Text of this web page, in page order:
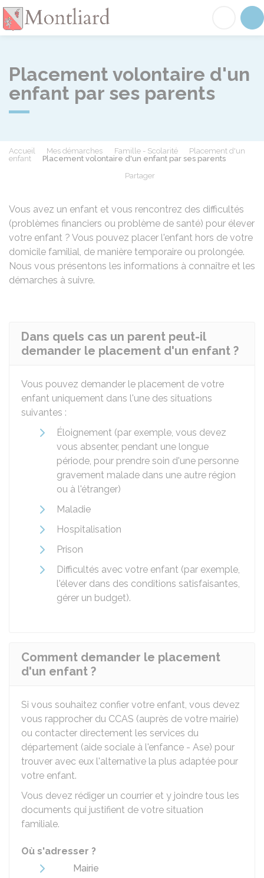
Placement volontaire d'un
enfant par ses parents
Accueil Mes démarches Famille - Scolarité
Placement d'un
enfant
Placement volontaire d'un enfant par ses parents
Partager
Vous avez un enfant et vous rencontrez des difficultés
(problèmes financiers ou problème de santé) pour élever
votre enfant ? Vous pouvez placer l'enfant hors de votre
domicile familial, de manière temporaire ou prolongée.
Nous vous présentons les informations à connaître et les
démarches à suivre.
Dans quels cas un parent peut-il
demander le placement d'un enfant ?
Vous pouvez demander le placement de votre
enfant uniquement dans l'une des situations
suivantes :
Éloignement (par exemple, vous devez
vous absenter, pendant une longue
période, pour prendre soin d'une personne
gravement malade dans une autre région
ou à l'étranger)
Maladie
Hospitalisation
Prison
Difficultés avec votre enfant (par exemple,
l'élever dans des conditions satisfaisantes,
gérer un budget).
Comment demander le placement
d'un enfant ?
Si vous souhaitez confier votre enfant, vous devez
vous rapprocher du CCAS (auprès de votre mairie)
ou contacter directement les services du
département (aide sociale à l'enfance - Ase) pour
trouver avec eux l'alternative la plus adaptée pour
votre enfant.
Vous devez rédiger un courrier et y joindre tous les
documents qui justifient de votre situation
familiale.
Où s'adresser ?
Mairie